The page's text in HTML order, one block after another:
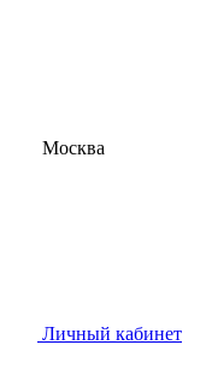
Москва
Личный кабинет